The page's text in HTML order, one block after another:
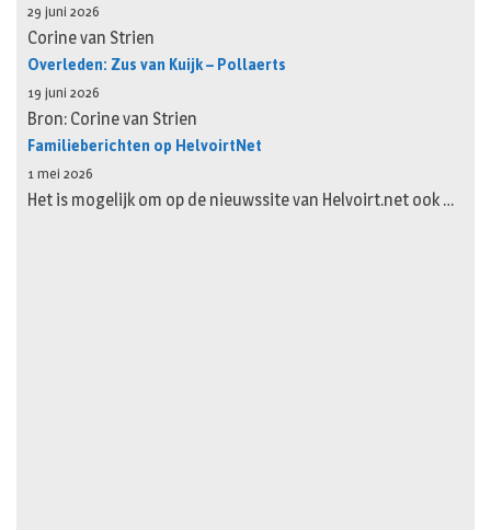
29 juni 2026
Corine van Strien
Overleden: Zus van Kuijk – Pollaerts
19 juni 2026
Bron: Corine van Strien
Familieberichten op HelvoirtNet
1 mei 2026
Het is mogelijk om op de nieuwssite van Helvoirt.net ook …